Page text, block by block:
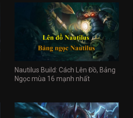
Nautilus Build: Cách Lên Đồ, Bảng
Ngọc mùa 16 mạnh nhất